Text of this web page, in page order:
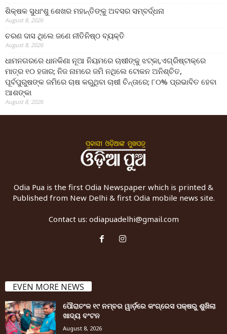
ଶିକ୍ଷକ ସୁଧାଂଶୁ ଶେଖର ମହାନ୍ତିଙ୍କୁ ଅବସର ସମ୍ବର୍ଦ୍ଧନା
August 8, 2026
ଚରଣ ଦାସ ଥିଲେ ଜଣେ ନୀତିନିଷ୍ଠ ବ୍ୟକ୍ତି
August 8, 2026
ଧାମନଗରରେ ଧାନକିଣା ନୂଆ ନିୟମରେ ଚାଷୀଙ୍କୁ ଝଟ୍‌କା,ଏଗ୍ରିଷ୍ଟାକ୍‌ରେ
ମାତ୍ର ୧୦ ହଜାର; ନିଜ ନାମରେ ଜମି ନଥିଲେ ଟୋକନ ଅନିଶ୍ଚିତ,
ପୂର୍ବପୁରୁଷଙ୍କ ଜମିରେ ଚାଷ କରୁଥିବା ଚାଷୀ ଚିନ୍ତାରେ; ୮୦% ପ୍ରଭାବିତ ହେବା
ଆଶଙ୍କା
August 8, 2026
Odia Pua is the first Odia Newspaper which is printed &
Published from New Delhi & first Odia mobile news site.
Contact us: odiapuadelhi@gmail.com
EVEN MORE NEWS
ପୌରାଚଂଳ ୧୯ ନମ୍ବର ୱାର୍ଡ଼ରେ କଂଗ୍ରେସ ପକ୍ଷରୁ ଶୁଖିଲା
ଖାଦ୍ୟ ବଂଟନ
August 8, 2026